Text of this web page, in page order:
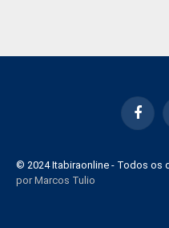
© 2024 Itabiraonline - Todos os
por Marcos Tulio